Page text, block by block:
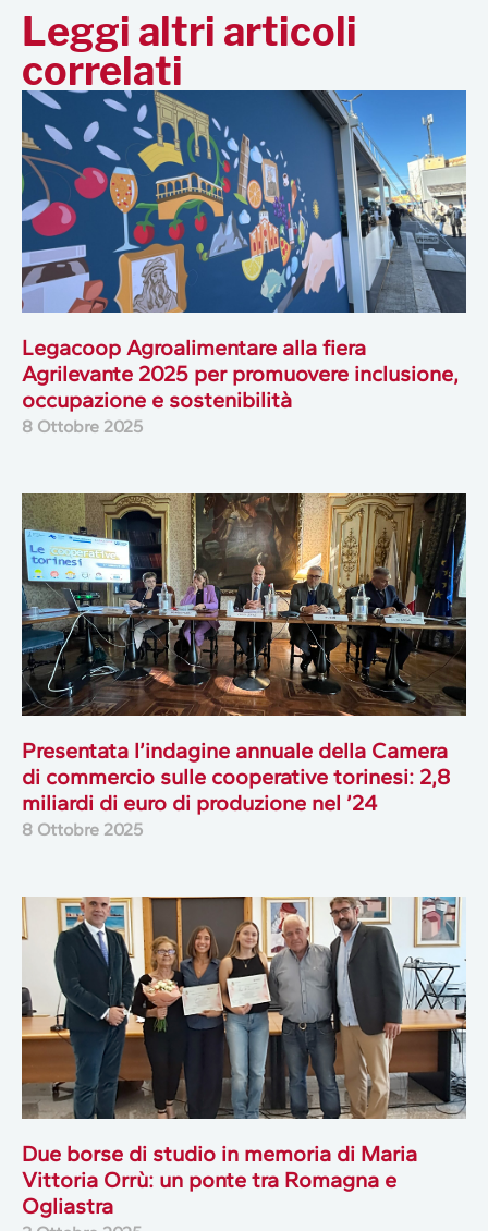
Leggi altri articoli
correlati
Legacoop Agroalimentare alla fiera
Agrilevante 2025 per promuovere inclusione,
occupazione e sostenibilità
8 Ottobre 2025
Presentata l’indagine annuale della Camera
di commercio sulle cooperative torinesi: 2,8
miliardi di euro di produzione nel ’24
8 Ottobre 2025
Due borse di studio in memoria di Maria
Vittoria Orrù: un ponte tra Romagna e
Ogliastra